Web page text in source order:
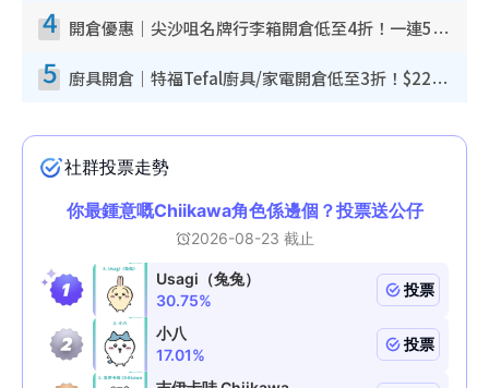
4 開倉優惠｜尖沙咀名牌行李箱開倉低至4折！一連5日 American Tourister/ace./Hallmark $200起！
5 廚具開倉｜特福Tefal廚具/家電開倉低至3折！$220起買平底鍋/炒鑊/湯煲！電飯煲/吸塵機/燙斗$418起